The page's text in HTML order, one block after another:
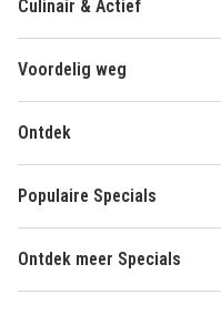
Culinair & Actief
Voordelig weg
Ontdek
Populaire Specials
Ontdek meer Specials